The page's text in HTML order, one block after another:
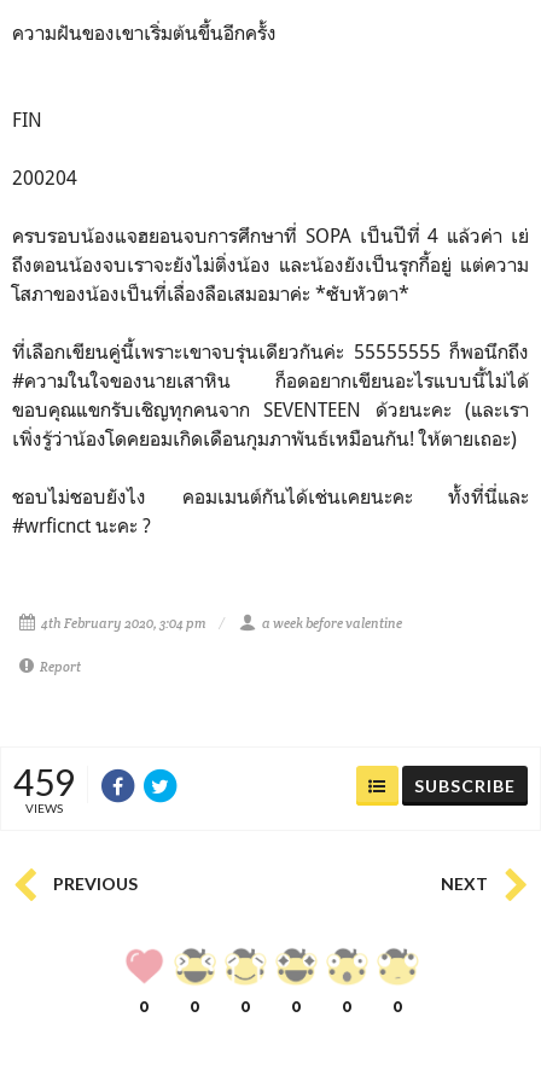
ความฝันของเขาเริ่มต้นขึ้นอีกครั้ง
FIN
200204
ครบรอบน้องแจฮยอนจบการศึกษาที่ SOPA เป็นปีที่ 4 แล้วค่า เย่
ถึงตอนน้องจบเราจะยังไม่ติ่งน้อง และน้องยังเป็นรุกกี้อยู่ แต่ความ
โสภาของน้องเป็นที่เลื่องลือเสมอมาค่ะ *ซับหัวตา*
ที่เลือกเขียนคู่นี้เพราะเขาจบรุ่นเดียวกันค่ะ 55555555 ก็พอนึกถึง
#ความในใจของนายเสาหิน ก็อดอยากเขียนอะไรแบบนี้ไม่ได้
ขอบคุณแขกรับเชิญทุกคนจาก SEVENTEEN ด้วยนะคะ (และเรา
เพิ่งรู้ว่าน้องโดคยอมเกิดเดือนกุมภาพันธ์เหมือนกัน! ให้ตายเถอะ)
ชอบไม่ชอบยังไง คอมเมนต์กันได้เช่นเคยนะคะ ทั้งที่นี่และ
#wrficnct นะคะ ?
4th February 2020, 3:04 pm a week before valentine
Report
459
VIEWS
SUBSCRIBE
PREVIOUS NEXT
0 0 0 0 0 0